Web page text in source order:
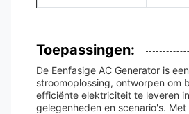
Toepassingen:
De Eenfasige AC Generator is
stroomoplossing, ontworpen om
efficiënte elektriciteit te leveren
gelegenheden en scenario's.